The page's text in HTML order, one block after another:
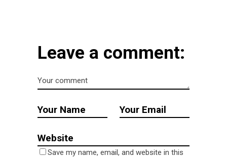
Leave a comment:
Save my name, email, and website in this